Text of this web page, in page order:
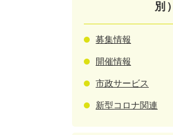
別）
募集情報
開催情報
市政サービス
新型コロナ関連